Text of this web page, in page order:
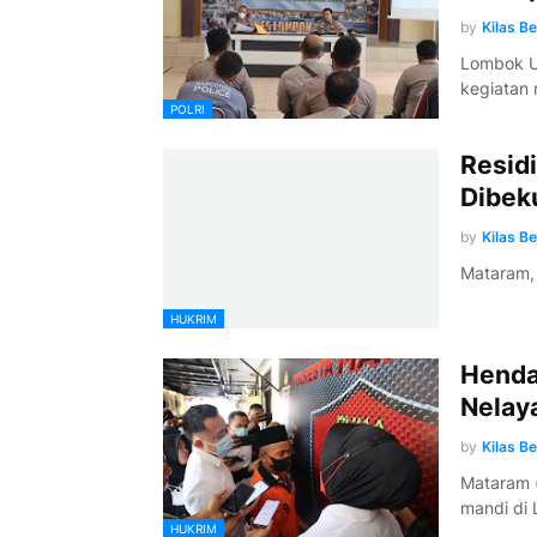
POLRI
by Kilas
Lombok
kegiatan
HUKRIM
by Kilas
HUKRIM
by Kilas
Mataram
mandi di